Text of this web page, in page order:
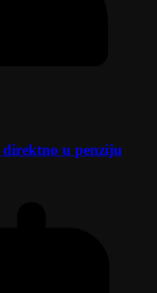
u penziju